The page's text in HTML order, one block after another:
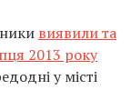
виявили та
2013 року
у місті